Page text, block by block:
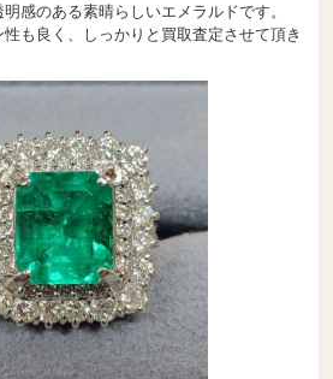
感のある素晴らしいエメラルドです。
も良く、しっかりと買取査定させて頂き